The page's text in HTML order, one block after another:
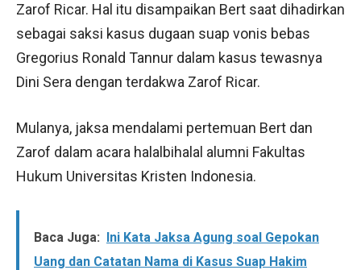
Zarof Ricar. Hal itu disampaikan Bert saat dihadirkan
sebagai saksi kasus dugaan suap vonis bebas
Gregorius Ronald Tannur dalam kasus tewasnya
Dini Sera dengan terdakwa Zarof Ricar.
Mulanya, jaksa mendalami pertemuan Bert dan
Zarof dalam acara halalbihalal alumni Fakultas
Hukum Universitas Kristen Indonesia.
Baca Juga: Ini Kata Jaksa Agung soal Gepokan
Uang dan Catatan Nama di Kasus Suap Hakim